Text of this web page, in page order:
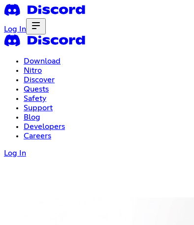
Log In
Download
Nitro
Discover
Quests
Safety
Support
Blog
Developers
Careers
Log In